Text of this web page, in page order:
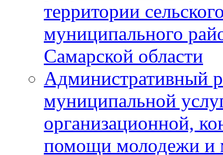
территории
муниципального
Самарской области
Административный
муниципальной
организационной,
помощи молодежи и